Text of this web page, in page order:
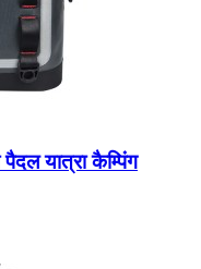
यात्रा कैम्पिंग